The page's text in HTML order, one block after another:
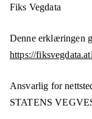
Fiks Vegdata
Denne erklæringen
https://
Ansvarlig for
STATENS